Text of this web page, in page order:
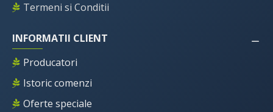
Termeni si Conditii
INFORMATII CLIENT
Producatori
Istoric comenzi
Oferte speciale